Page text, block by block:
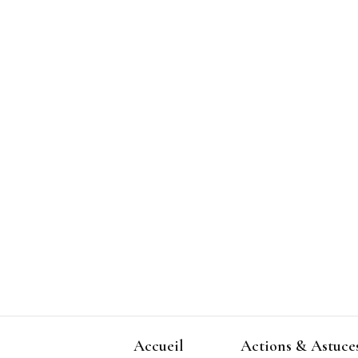
Accueil Actions &